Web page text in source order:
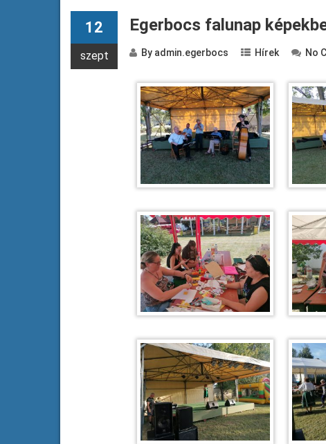
12
szept
Egerbocs falunap
By admin.egerbocs Hírek No